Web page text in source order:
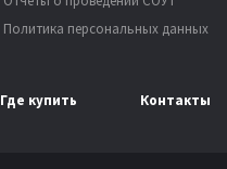
Политика персональных данных
Где купить Контакты